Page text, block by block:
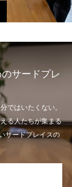
サードプレ
ではいたくない。
る人たちが集まる
サードプレイスの